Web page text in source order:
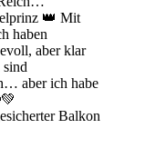
👑 Mit
haben
aber klar
sind
aber ich habe
Balkon